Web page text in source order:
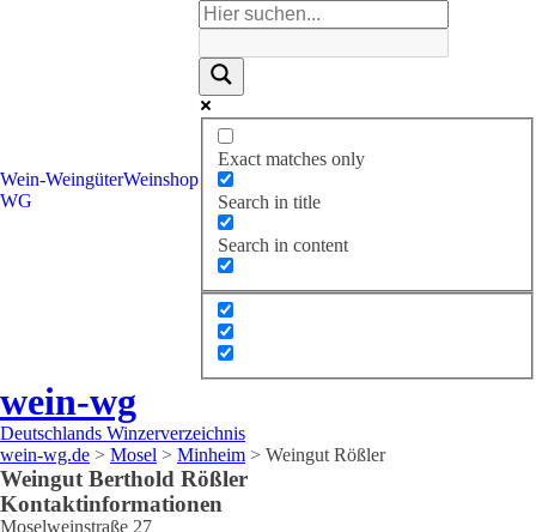
Wein-
WG
WeingüterWeinshop
Exact matches only
Search in title
Search in content
wein-wg
Deutschlands Winzerverzeichnis
wein-wg.de > Mosel > Minheim > Weingut Rößler
Weingut Berthold Rößler
Kontaktinformationen
Moselweinstraße 27